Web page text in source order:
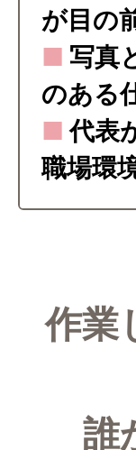
が目の
■ 写真
のある
■ 代表
職場環
作業
誰